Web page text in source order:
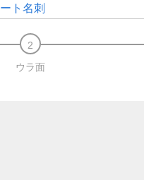
ト名刺
ウラ面